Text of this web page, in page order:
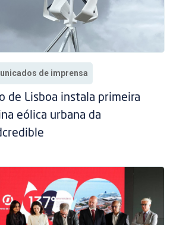
de imprensa
de Lisboa instala primeira
eólica urbana da